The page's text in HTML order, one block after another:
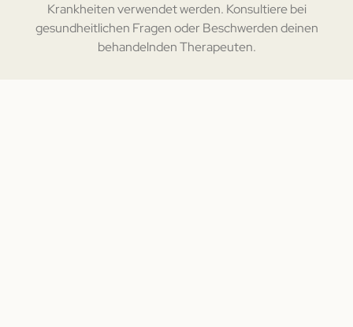
Krankheiten verwendet werden. Konsultiere bei
gesundheitlichen Fragen oder Beschwerden deinen
behandelnden Therapeuten.